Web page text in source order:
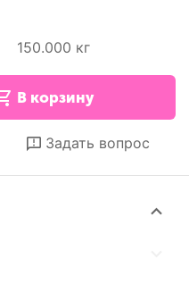
150.000 кг
В корзину
Задать вопрос